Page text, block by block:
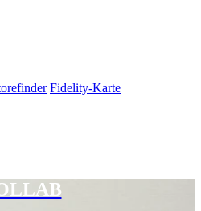
Fidelity-Karte